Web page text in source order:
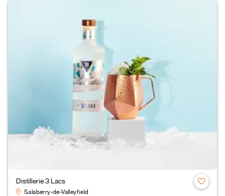
Distillerie 3 Lacs
Salaberry-de-Valleyfield